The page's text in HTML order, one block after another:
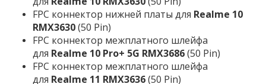
FPC коннектор нижней платы для Realme 10
RMX3630(50 Pin)
FPC коннектор межплатного шлейфа
для Realme 10 Pro+ 5G RMX3686(50 Pin)
FPC коннектор межплатного шлейфа
для Realme 11 RMX3636(50 Pin)